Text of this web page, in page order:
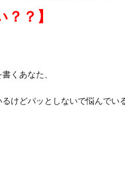
？】
くあなた、
けどパッとしないで悩んでい